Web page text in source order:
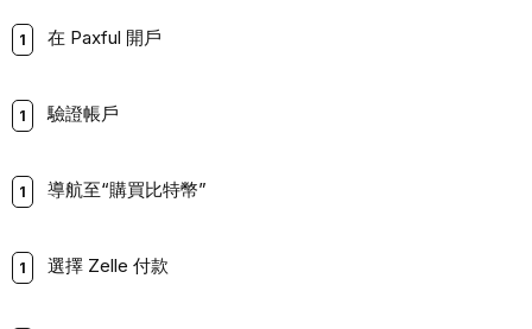
在 Paxful 開戶
驗證帳戶
導航至“購買比特幣”
選擇 Zelle 付款